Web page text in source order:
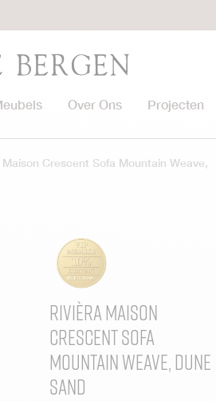
Over Ons Projecten
Maison Crescent Sofa Mountain Weave,
Rivièra Maison
Crescent Sofa
Mountain Weave, Dune
Sand